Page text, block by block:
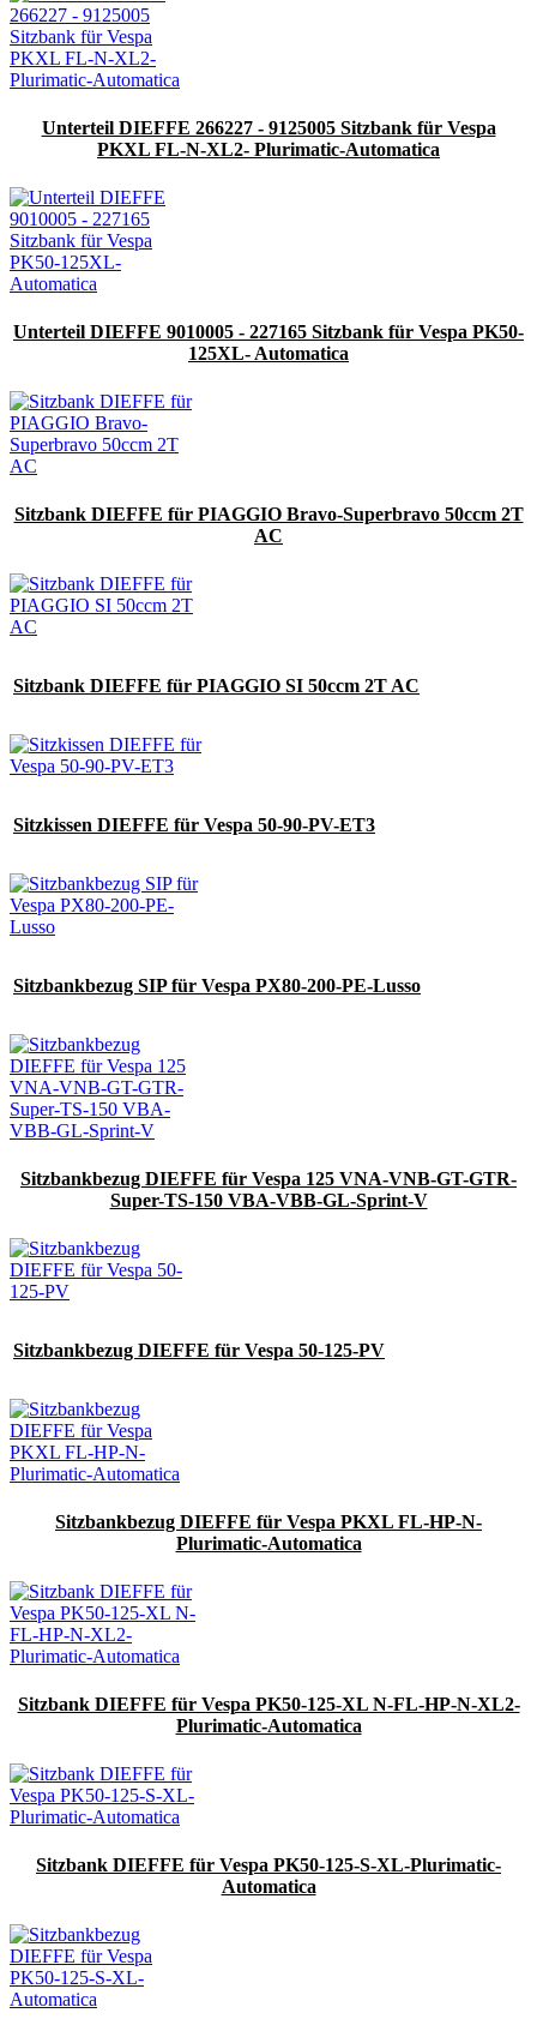
Unterteil DIEFFE 266227 - 9125005 Sitzbank für Vespa
PKXL FL-N-XL2- Plurimatic-Automatica
Unterteil DIEFFE 9010005 - 227165 Sitzbank für Vespa PK50-
125XL- Automatica
Sitzbank DIEFFE für PIAGGIO Bravo-Superbravo 50ccm 2T
AC
Sitzbank DIEFFE für PIAGGIO SI 50ccm 2T AC
Sitzkissen DIEFFE für Vespa 50-90-PV-ET3
Sitzbankbezug SIP für Vespa PX80-200-PE-Lusso
Sitzbankbezug DIEFFE für Vespa 125 VNA-VNB-GT-GTR-
Super-TS-150 VBA-VBB-GL-Sprint-V
Sitzbankbezug DIEFFE für Vespa 50-125-PV
Sitzbankbezug DIEFFE für Vespa PKXL FL-HP-N-
Plurimatic-Automatica
Sitzbank DIEFFE für Vespa PK50-125-XL N-FL-HP-N-XL2-
Plurimatic-Automatica
Sitzbank DIEFFE für Vespa PK50-125-S-XL-Plurimatic-
Automatica